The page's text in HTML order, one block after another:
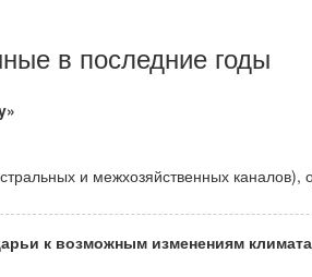
в последние годы
и межхозяйственных
к возможным изменениям